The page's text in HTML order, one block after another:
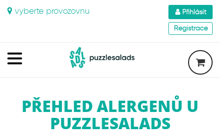
vyberte provozovnu
Přihlásit
Registrace
PŘEHLED ALERGENŮ U
PUZZLESALADS